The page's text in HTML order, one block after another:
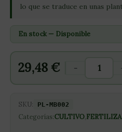
lo que se traduce en unas
En stock — Disponible
29,48 € -
SKU: PL-MB002
Categorías:CULTIVO,